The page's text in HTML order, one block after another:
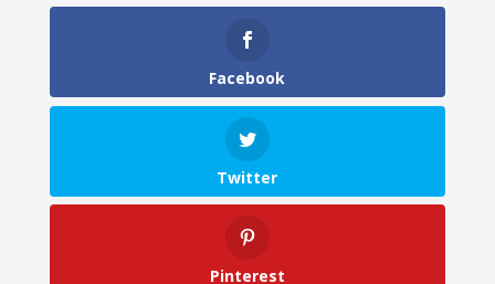
Facebook
Twitter
Pinterest